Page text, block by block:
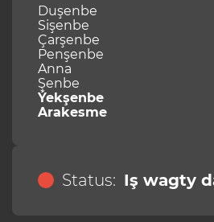
Duşenbe
Sişenbe
Çarşenbe
Penşenbe
Anna
Şenbe
Ýekşenbe
Arakesme
Status: Iş wagty